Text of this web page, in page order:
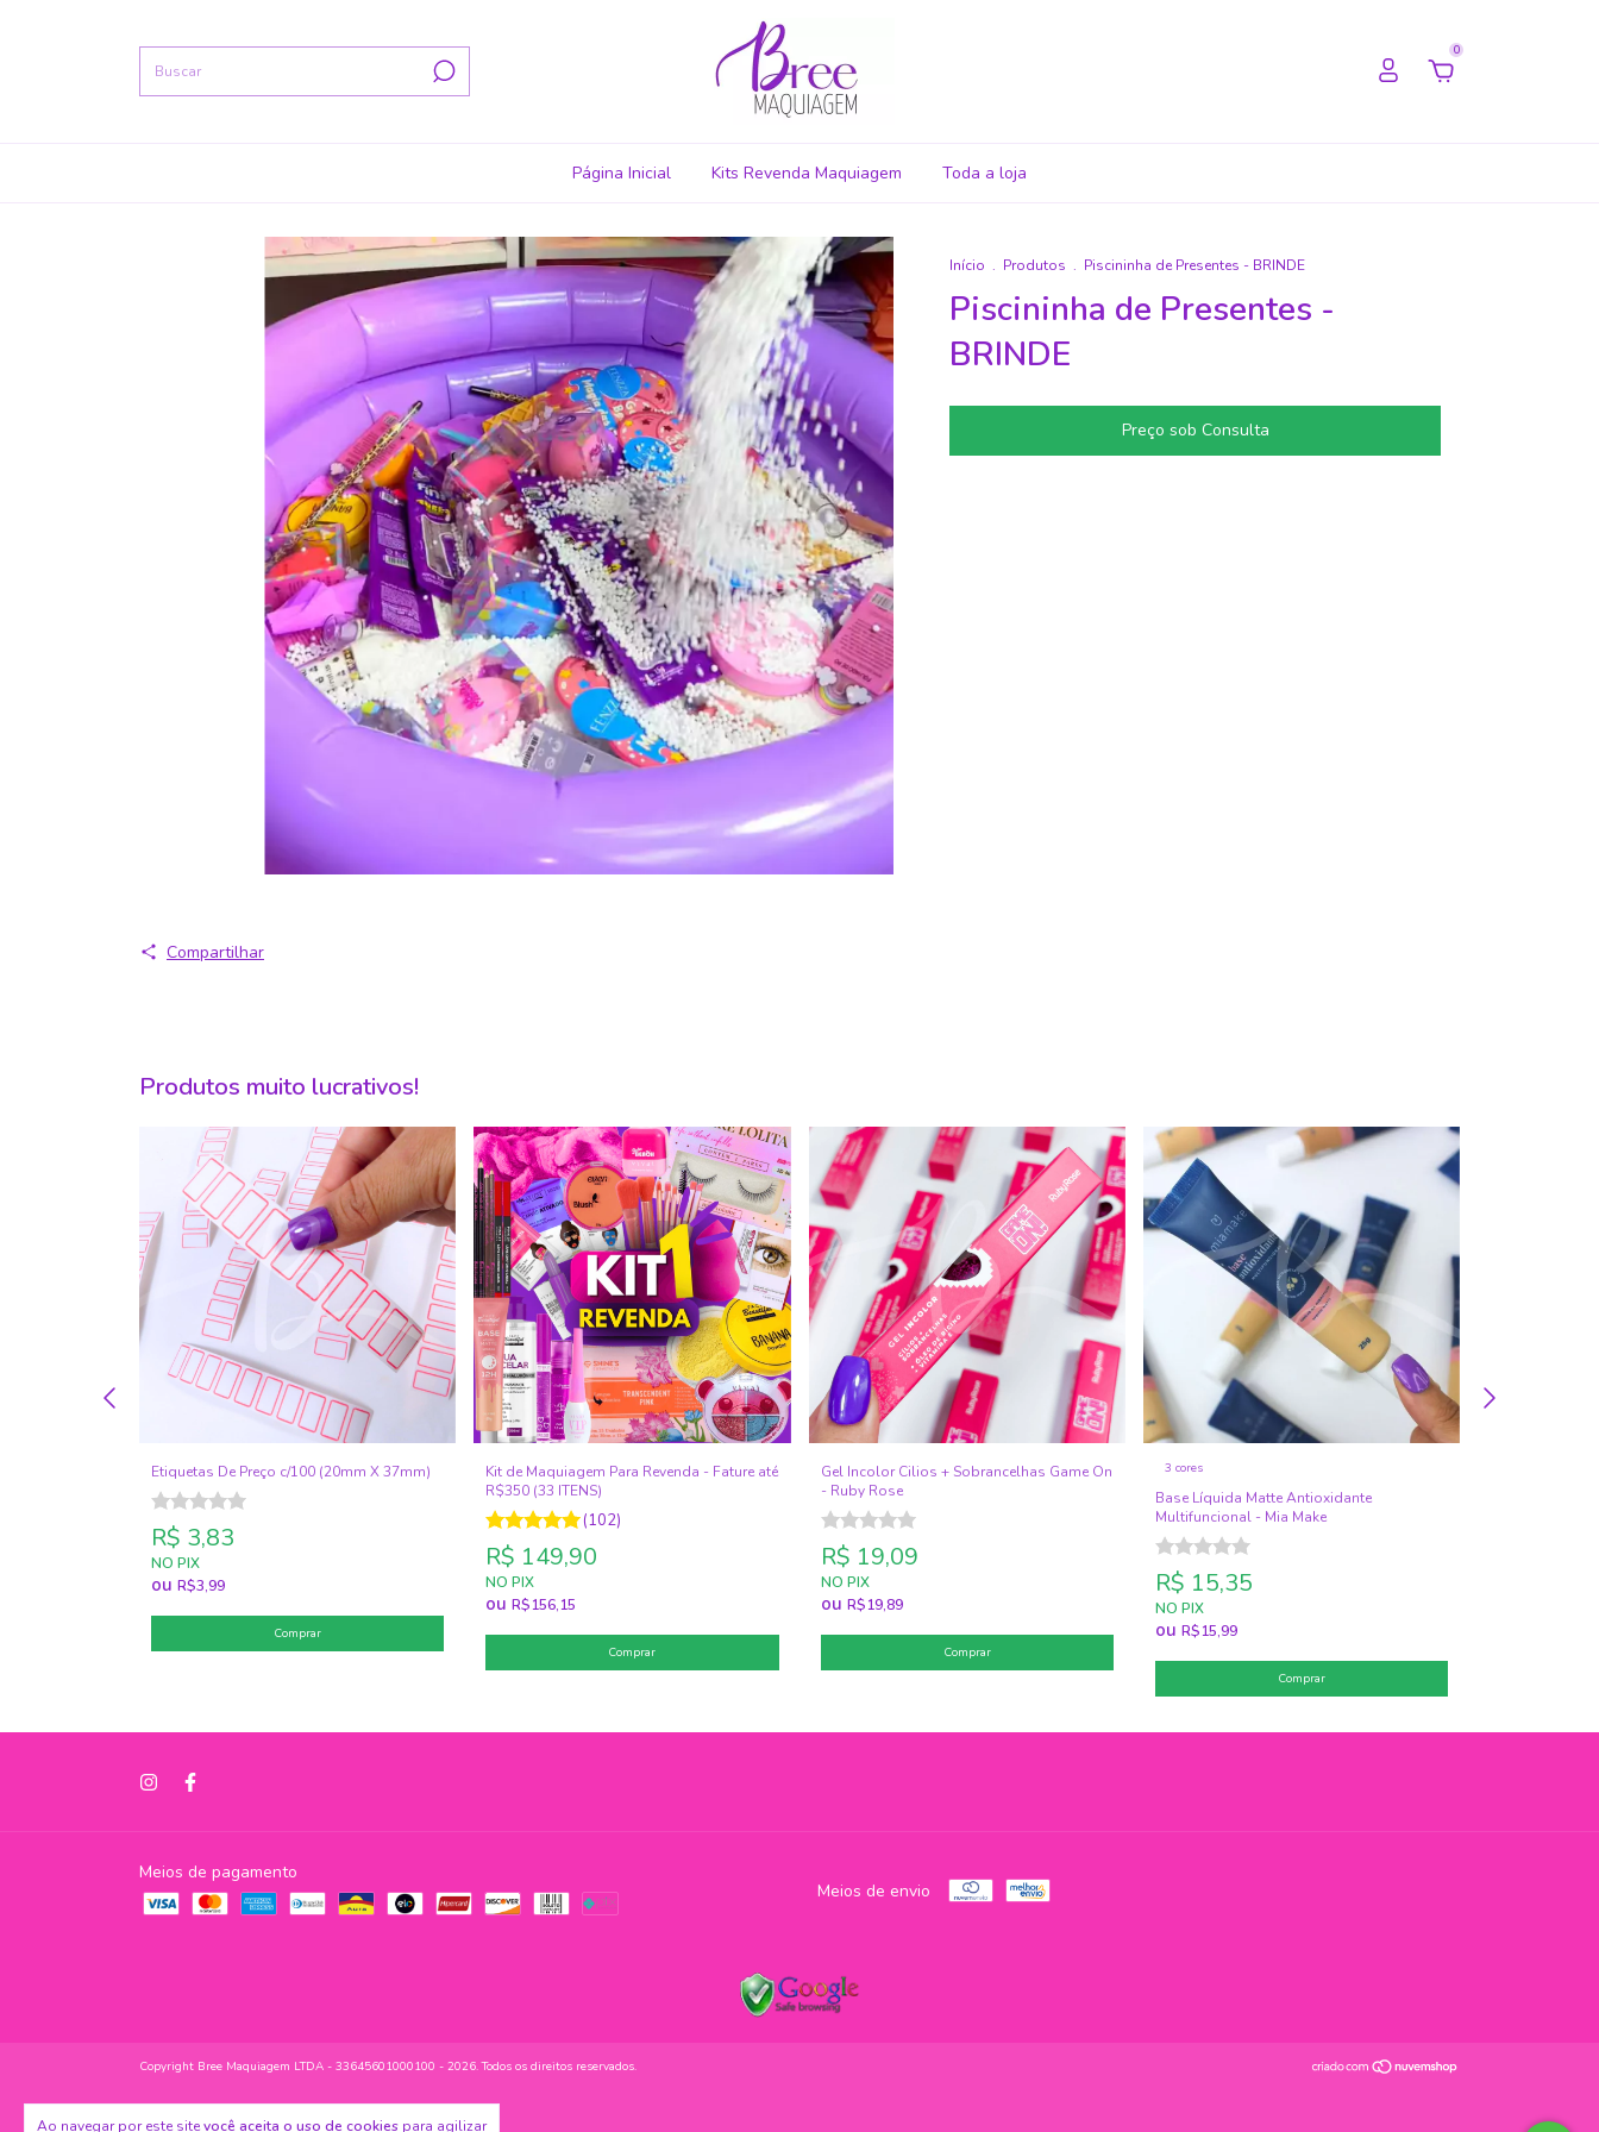
0
Página Inicial Kits Revenda Maquiagem Toda a loja
Ao navegar por este sitevocê aceita o uso de cookies para agilizar
Início . Produtos . Piscininha de Presentes - BRINDE
Piscininha de Presentes -
BRINDE
Compartilhar
Produtos muito lucrativos!
Etiquetas De Preço c/100 (20mm X 37mm)
R$ 3,83
NO PIX
ou R$3,99
Kit de Maquiagem Para Revenda - Fature até
R$350 (33 ITENS)
(102)
R$ 149,90
NO PIX
ouR$156,15
Comprar
Gel Incolor Cilios + Sobrancelhas Game On
- Ruby Rose
R$ 19,09
NO PIX
ou R$19,89
3 cores
Base Líquida Matte Antioxidante
Multifuncional - Mia Make
R$ 15,35
NO PIX
ou R$15,99
Comprar
Meios de pagamento
Meios de envio
Copyright Bree Maquiagem LTDA - 33645601000100 - 2026. Todos os direitos reservados.